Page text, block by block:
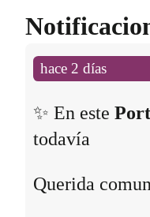
hace 2 días
✨ En este
todavía
Querida